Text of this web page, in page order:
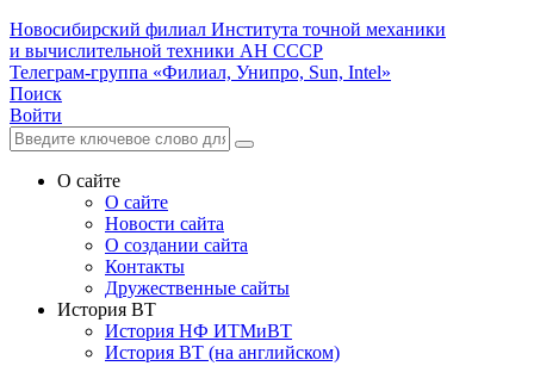
Новосибирский филиал Института точной механики
и вычислительной техники АН СССР
Телеграм-группа «Филиал, Унипро, Sun, Intel»
Поиск
Войти
О сайте
О сайте
Новости сайта
О создании сайта
Контакты
Дружественные сайты
История ВТ
История НФ ИТМиВТ
История ВТ (на английском)